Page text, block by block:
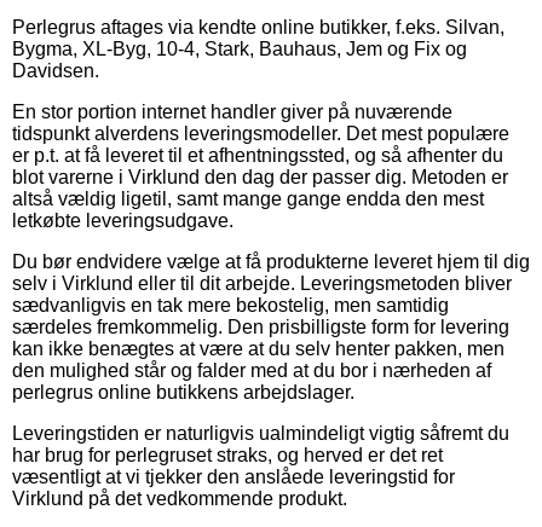
Perlegrus aftages via kendte online butikker, f.eks. Silvan,
Bygma, XL-Byg, 10-4, Stark, Bauhaus, Jem og Fix og
Davidsen.
En stor portion internet handler giver på nuværende
tidspunkt alverdens leveringsmodeller. Det mest populære
er p.t. at få leveret til et afhentningssted, og så afhenter du
blot varerne i Virklund den dag der passer dig. Metoden er
altså vældig ligetil, samt mange gange endda den mest
letkøbte leveringsudgave.
Du bør endvidere vælge at få produkterne leveret hjem til dig
selv i Virklund eller til dit arbejde. Leveringsmetoden bliver
sædvanligvis en tak mere bekostelig, men samtidig
særdeles fremkommelig. Den prisbilligste form for levering
kan ikke benægtes at være at du selv henter pakken, men
den mulighed står og falder med at du bor i nærheden af
perlegrus online butikkens arbejdslager.
Leveringstiden er naturligvis ualmindeligt vigtig såfremt du
har brug for perlegruset straks, og herved er det ret
væsentligt at vi tjekker den anslåede leveringstid for
Virklund på det vedkommende produkt.